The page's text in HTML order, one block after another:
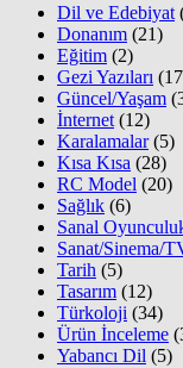
Dil ve Edebiyat
Donanım (21)
Eğitim (2)
Gezi Yazıları
Güncel/Yaşam
İnternet (12)
Karalamalar(5)
Kısa Kısa (28)
RC Model (20)
Sağlık (6)
Sanal
Sanat/Sinema/
Tarih (5)
Tasarım (12)
Türkoloji (34)
Ürün İnceleme
Yabancı Dil (5)